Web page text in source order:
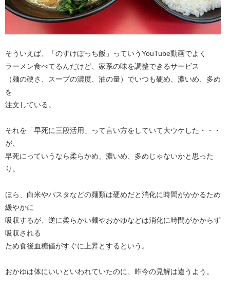
そういえば、「のすけぼっち飯」っていうYouTube動画でよく
ラーメン食べてるんだけど、家系の味を調整できるサービス
（麺の硬さ、スープの濃度、油の量）でいつも硬め、濃いめ、多め
を
注文している。
それを「早死に三段活用」って言い方をしていて大ウケした・・・
が、
早死にっていうなら柔らかめ、濃いめ、多めじゃないかと思った
り。
ほら、白米やパスタなどの麺類は硬めだと消化に時間がかかるため
緩やかに
吸収するが、逆に柔らかい麺やおかゆなどは消化に時間がかからず
吸収される
ため食後血糖値がすぐに上昇とするという。
おかゆは体にいいといわれていたのに、昨今の見解は違うよう。